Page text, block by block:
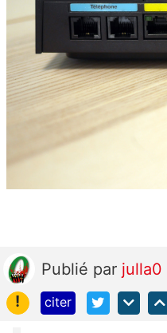
Publié par julla0
!
citer